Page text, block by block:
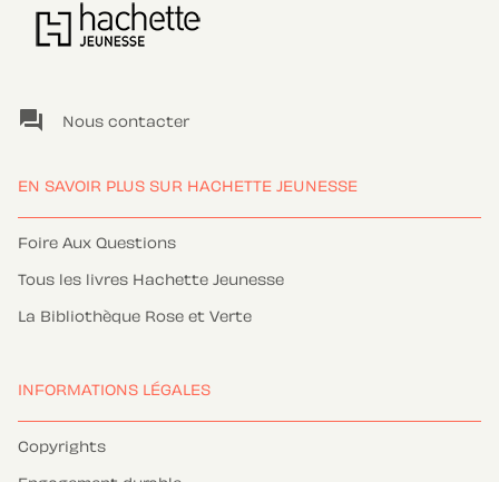
question_answer Nous contacter
EN SAVOIR PLUS SUR HACHETTE JEUNESSE
Foire Aux Questions
Tous les livres Hachette Jeunesse
La Bibliothèque Rose et Verte
INFORMATIONS LÉGALES
Copyrights